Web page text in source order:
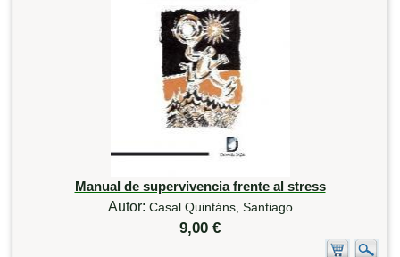
Manual de supervivencia frente al stress
Autor: Casal Quintáns, Santiago
9,00 €